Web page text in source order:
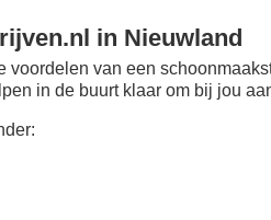
in Nieuwland
voordelen van een
in de buurt klaar om bij jou